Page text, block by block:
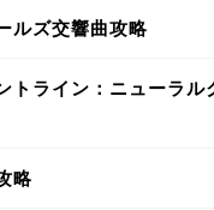
ルズ交響曲攻略
トライン：ニューラル
略